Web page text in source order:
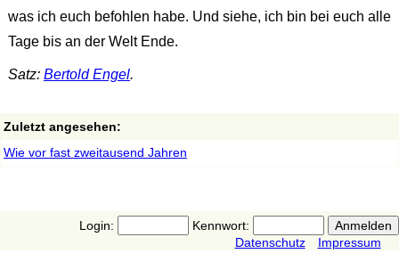
was ich euch befohlen habe. Und siehe, ich bin bei euch alle
Tage bis an der Welt Ende.
Satz: Bertold Engel.
Zuletzt angesehen:
Wie vor fast zweitausend Jahren
Login:
Kennwort:
Datenschutz
Impressum